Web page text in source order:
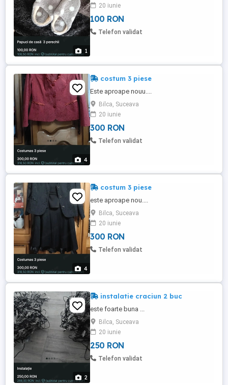
1
20 iunie
100 RON
Telefon validat
4
costum 3 piese
Este aproape nouu....
Bilca, Suceava
20 iunie
300 RON
Telefon validat
4
costum 3 piese
este aproape nou....
Bilca, Suceava
20 iunie
300 RON
Telefon validat
2
instalatie craciun 2 buc
este foarte buna ...
Bilca, Suceava
20 iunie
250 RON
Telefon validat